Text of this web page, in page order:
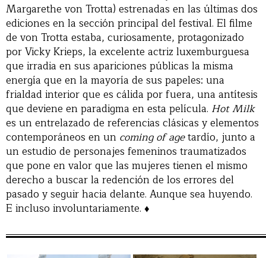
Margarethe von Trotta) estrenadas en las últimas dos
ediciones en la sección principal del festival. El filme
de von Trotta estaba, curiosamente, protagonizado
por Vicky Krieps, la excelente actriz luxemburguesa
que irradia en sus apariciones públicas la misma
energía que en la mayoría de sus papeles: una
frialdad interior que es cálida por fuera, una antítesis
que deviene en paradigma en esta película. Hot Milk
es un entrelazado de referencias clásicas y elementos
contemporáneos en un coming of agetardío, junto a
un estudio de personajes femeninos traumatizados
que pone en valor que las mujeres tienen el mismo
derecho a buscar la redención de los errores del
pasado y seguir hacia delante. Aunque sea huyendo.
E incluso involuntariamente. ♦